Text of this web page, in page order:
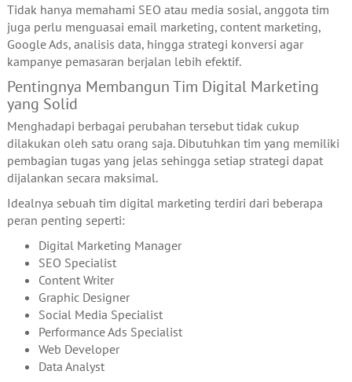
Tidak hanya memahami SEO atau media sosial, anggota tim
juga perlu menguasai email marketing, content marketing,
Google Ads, analisis data, hingga strategi konversi agar
kampanye pemasaran berjalan lebih efektif.
Pentingnya Membangun Tim Digital Marketing
yang Solid
Menghadapi berbagai perubahan tersebut tidak cukup
dilakukan oleh satu orang saja. Dibutuhkan tim yang memiliki
pembagian tugas yang jelas sehingga setiap strategi dapat
dijalankan secara maksimal.
Idealnya sebuah tim digital marketing terdiri dari beberapa
peran penting seperti:
Digital Marketing Manager
SEO Specialist
Content Writer
Graphic Designer
Social Media Specialist
Performance Ads Specialist
Web Developer
Data Analyst